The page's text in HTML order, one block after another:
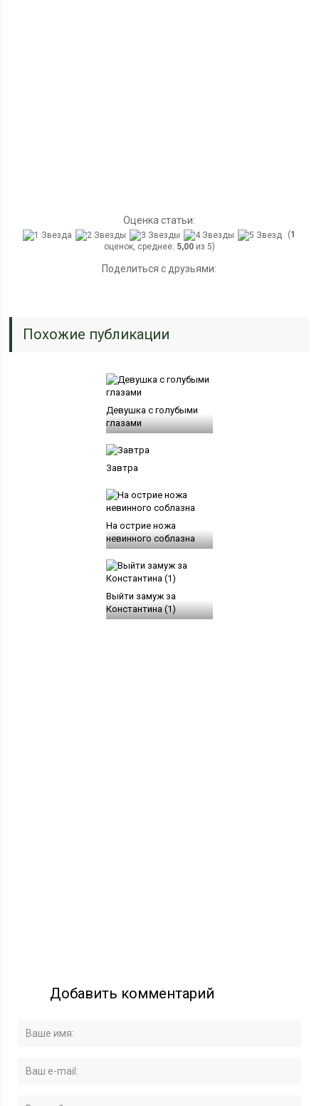
Оценка статьи:
(1
оценок, среднее: 5,00из 5)
Поделиться с друзьями:
Похожие публикации
Девушка с голубыми
глазами
Завтра
На острие ножа
невинного соблазна
Выйти замуж за
Константина (1)
Добавить комментарий